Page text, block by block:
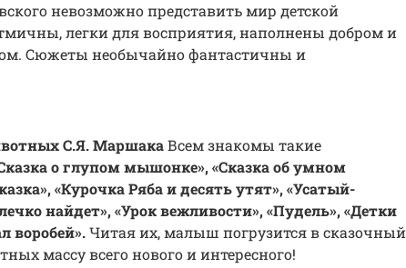
невозможно представить мир детской
легки для восприятия, наполнены добром и
Сюжеты необычайно фантастичны и
С.Я. МаршакаВсем знакомы такие
о глупом мышонке», «Сказка об умном
«Курочка Ряба и десять утят», «Усатый-
найдет», «Урок вежливости», «Пудель», «Детки
воробей».Читая их, малыш погрузится в сказочный
массу всего нового и интересного!